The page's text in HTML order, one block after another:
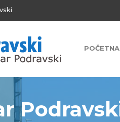
POČETNA